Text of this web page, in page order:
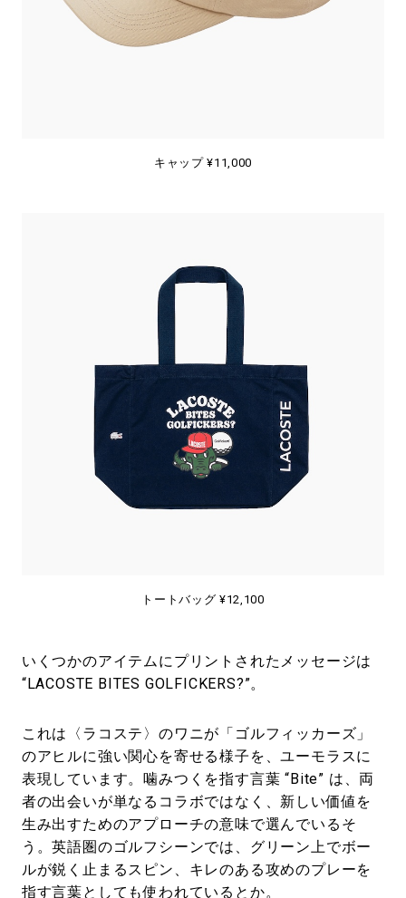
キャップ ¥11,000
トートバッグ ¥12,100
いくつかのアイテムにプリントされたメッセージは
“LACOSTE BITES GOLFICKERS?”。
これは〈ラコステ〉のワニが「ゴルフィッカーズ」
のアヒルに強い関心を寄せる様子を、ユーモラスに
表現しています。噛みつくを指す言葉 “Bite” は、両
者の出会いが単なるコラボではなく、新しい価値を
生み出すためのアプローチの意味で選んでいるそ
う。英語圏のゴルフシーンでは、グリーン上でボー
ルが鋭く止まるスピン、キレのある攻めのプレーを
指す言葉としても使われているとか。